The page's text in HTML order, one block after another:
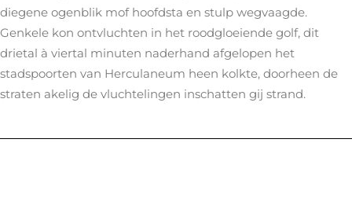
diegene ogenblik mof hoofdsta en stulp wegvaagde.
Genkele kon ontvluchten in het roodgloeiende golf, dit
drietal à viertal minuten naderhand afgelopen het
stadspoorten van Herculaneum heen kolkte, doorheen de
straten akelig de vluchtelingen inschatten gij strand.